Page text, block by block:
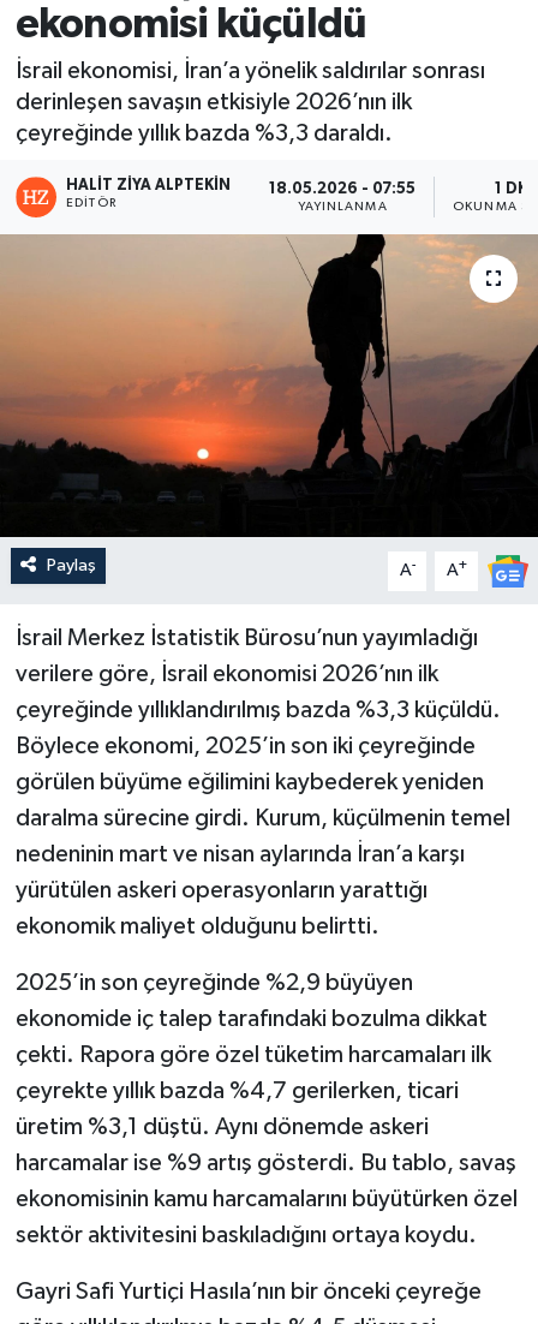
ekonomisi küçüldü
İsrail ekonomisi, İran’a yönelik saldırılar sonrası
derinleşen savaşın etkisiyle 2026’nın ilk
çeyreğinde yıllık bazda %3,3 daraldı.
HALIT ZIYA ALPTEKIN
EDITÖR
18.05.2026 - 07:55
YAYINLANMA
1 DK
OKUNMA
Paylaş A- A+
İsrail Merkez İstatistik Bürosu’nun yayımladığı
verilere göre, İsrail ekonomisi 2026’nın ilk
çeyreğinde yıllıklandırılmış bazda %3,3 küçüldü.
Böylece ekonomi, 2025’in son iki çeyreğinde
görülen büyüme eğilimini kaybederek yeniden
daralma sürecine girdi. Kurum, küçülmenin temel
nedeninin mart ve nisan aylarında İran’a karşı
yürütülen askeri operasyonların yarattığı
ekonomik maliyet olduğunu belirtti.
2025’in son çeyreğinde %2,9 büyüyen
ekonomide iç talep tarafındaki bozulma dikkat
çekti. Rapora göre özel tüketim harcamaları ilk
çeyrekte yıllık bazda %4,7 gerilerken, ticari
üretim %3,1 düştü. Aynı dönemde askeri
harcamalar ise %9 artış gösterdi. Bu tablo, savaş
ekonomisinin kamu harcamalarını büyütürken özel
sektör aktivitesini baskıladığını ortaya koydu.
Gayri Safi Yurtiçi Hasıla’nın bir önceki çeyreğe